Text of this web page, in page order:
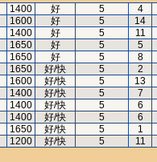
1400 好 5
4
1600 好 5
14
1400 好 5
11
1650 好 5
5
1650 好 5
8
1650 好/快 5
2
1600 好/快 5
13
1400 好/快 5
7
1400 好/快 5
6
1400 好/快 5
6
1650 好/快 5
1
1200 好/快 5
11